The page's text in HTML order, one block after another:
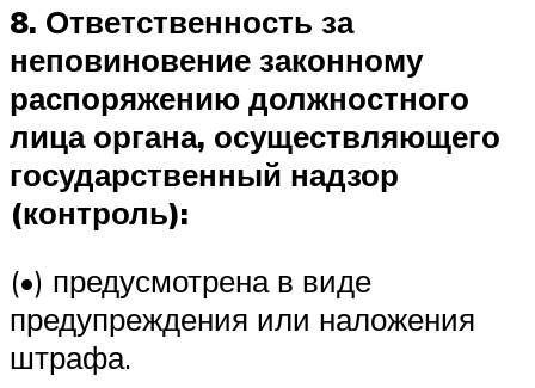
8. Ответственность за
неповиновение законному
распоряжению должностного
лица органа, осуществляющего
государственный надзор
(контроль):
(•) предусмотрена в виде
предупреждения или наложения
штрафа.